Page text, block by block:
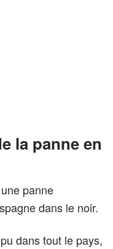
la panne en
panne
dans le noir.
dans tout le pays,